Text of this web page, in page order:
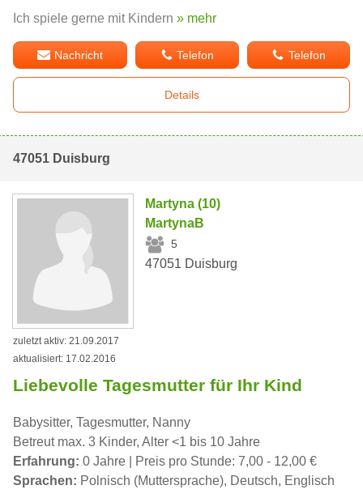
Ich spiele gerne mit Kindern » mehr
Nachricht Telefon Telefon
Details
47051 Duisburg
Martyna (10)
MartynaB
5
47051 Duisburg
zuletzt aktiv: 21.09.2017
aktualisiert: 17.02.2016
Liebevolle Tagesmutter für Ihr Kind
Babysitter, Tagesmutter, Nanny
Betreut max. 3 Kinder, Alter <1 bis 10 Jahre
Erfahrung: 0 Jahre | Preis pro Stunde: 7,00 - 12,00 €
Sprachen: Polnisch (Muttersprache), Deutsch, Englisch